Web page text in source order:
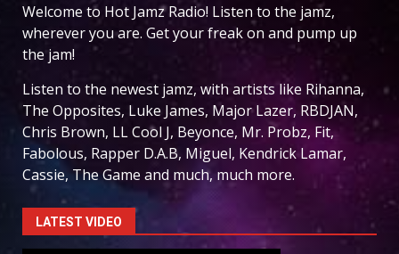
Welcome to Hot Jamz Radio! Listen to the jamz,
wherever you are. Get your freak on and pump up
the jam!
Listen to the newest jamz, with artists like Rihanna,
The Opposites, Luke James, Major Lazer, RBDJAN,
Chris Brown, LL Cool J, Beyonce, Mr. Probz, Fit,
Fabolous, Rapper D.A.B, Miguel, Kendrick Lamar,
Cassie, The Game and much, much more.
LATEST VIDEO